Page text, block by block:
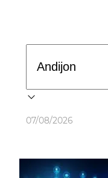
07/08/2026